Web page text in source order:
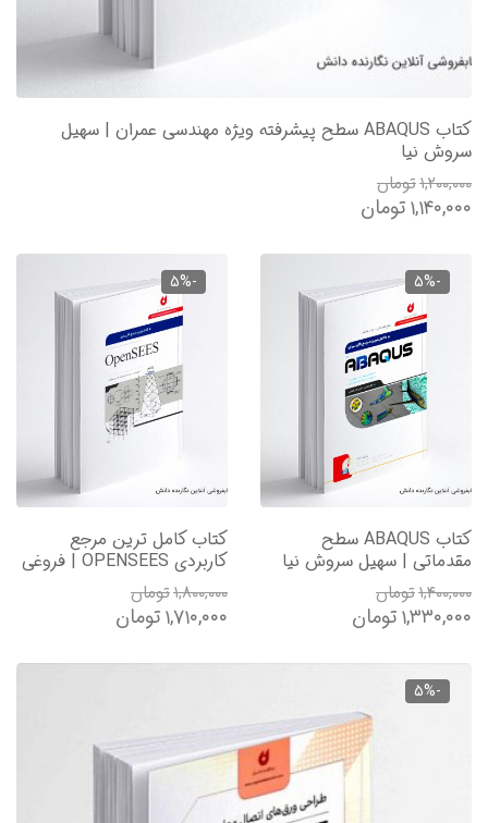
کتاب ABAQUS سطح پیشرفته ویژه مهندسی عمران | سهیل
سروش نیا
۱,۲۰۰,۰۰۰تومان
۱,۱۴۰,۰۰۰تومان
-5%
کتاب ABAQUS سطح
مقدماتی | سهیل سروش نیا
۱,۴۰۰,۰۰۰تومان
۱,۳۳۰,۰۰۰تومان
-5%
کتاب کامل ترین مرجع
کاربردی OPENSEES | فروغی
۱,۸۰۰,۰۰۰تومان
۱,۷۱۰,۰۰۰تومان
-5%